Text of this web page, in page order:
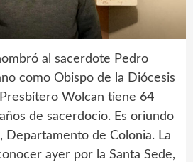
al sacerdote Pedro
como Obispo de la Diócesis
Wolcan tiene 64
de sacerdocio. Es oriundo
Departamento de Colonia. La
ayer por la Santa Sede,